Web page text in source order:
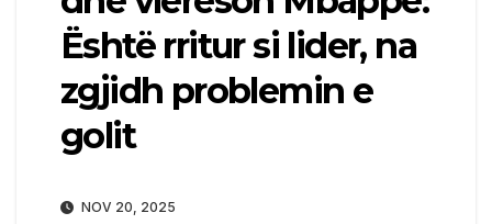
Është rritur si lider, na
zgjidh problemin e
golit
NOV 20, 2025